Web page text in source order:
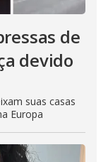
de
devido
suas casas
Europa